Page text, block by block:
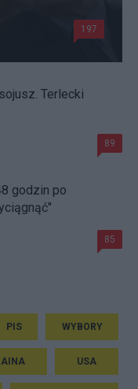
197
Terlecki
89
godzin po
85
PIS WYBORY
USA